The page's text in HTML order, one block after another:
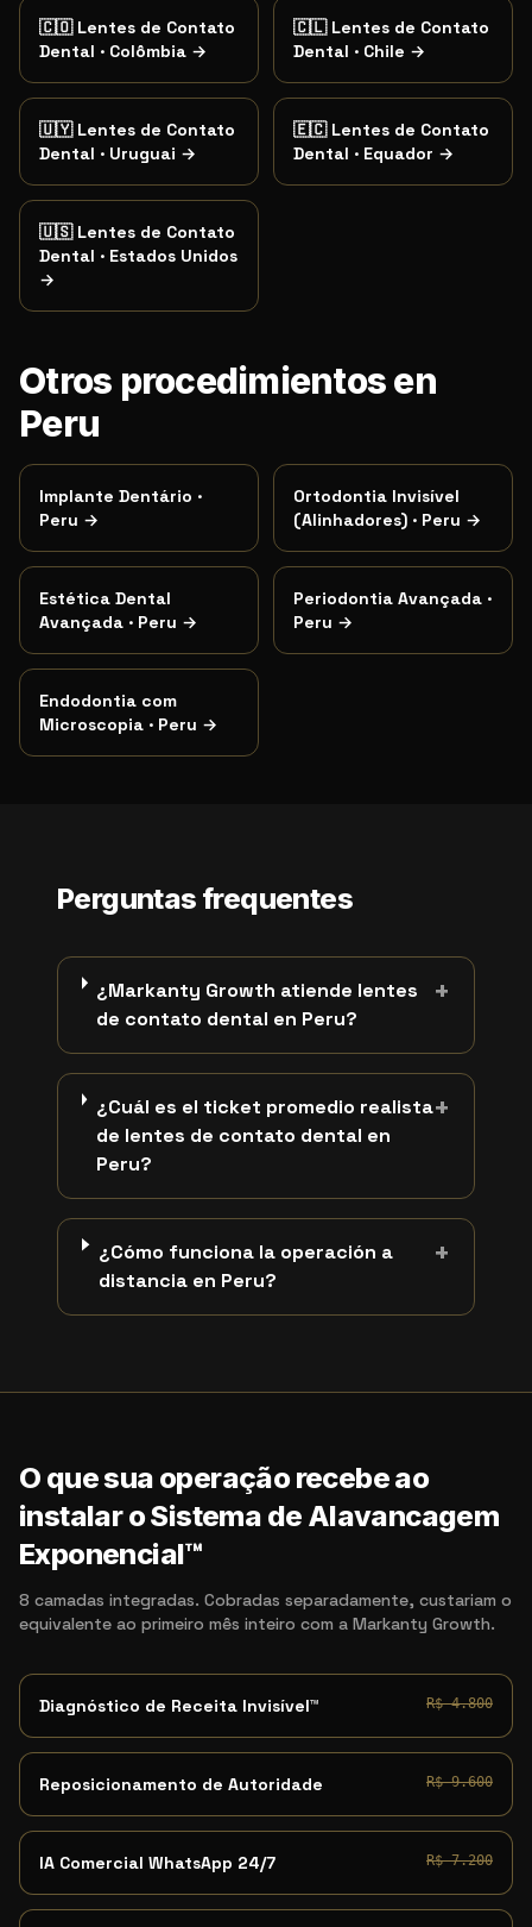
🇨🇴 Lentes de Contato
Dental · Colômbia →
🇨🇱 Lentes de Contato
Dental · Chile →
🇺🇾 Lentes de Contato
Dental · Uruguai →
🇪🇨 Lentes de Contato
Dental · Equador →
🇺🇸 Lentes de Contato
Dental · Estados Unidos
→
Otros procedimientos en
Peru
Implante Dentário ·
Peru →
Ortodontia Invisível
(Alinhadores) · Peru →
Estética Dental
Avançada · Peru →
Periodontia Avançada ·
Peru →
Endodontia com
Microscopia · Peru →
Perguntas frequentes
¿Markanty Growth atiende lentes
de contato dental en Peru?
+
¿Cuál es el ticket promedio realista
de lentes de contato dental en
Peru?
+
¿Cómo funciona la operación a
distancia en Peru?
+
O que sua operação recebe ao
instalar o Sistema de Alavancagem
Exponencial™
8 camadas integradas. Cobradas separadamente, custariam o
equivalente ao primeiro mês inteiro com a Markanty Growth.
Diagnóstico de Receita Invisível™ R$ 4.800
Reposicionamento de Autoridade R$ 9.600
IA Comercial WhatsApp 24/7 R$ 7.200